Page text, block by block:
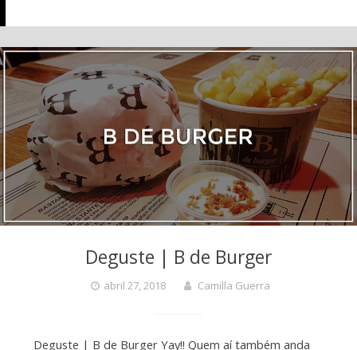
Deguste | B de Burger
abril 27, 2018 Camilla Guerra
Deguste | B de Burger Yay!! Quem aí também anda